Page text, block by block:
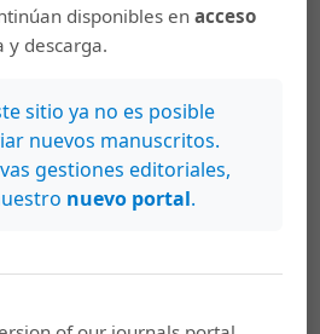
disponibles enacceso
y descarga.
sitio ya no es posible
nuevos manuscritos.
gestiones editoriales,
nuevo portal.